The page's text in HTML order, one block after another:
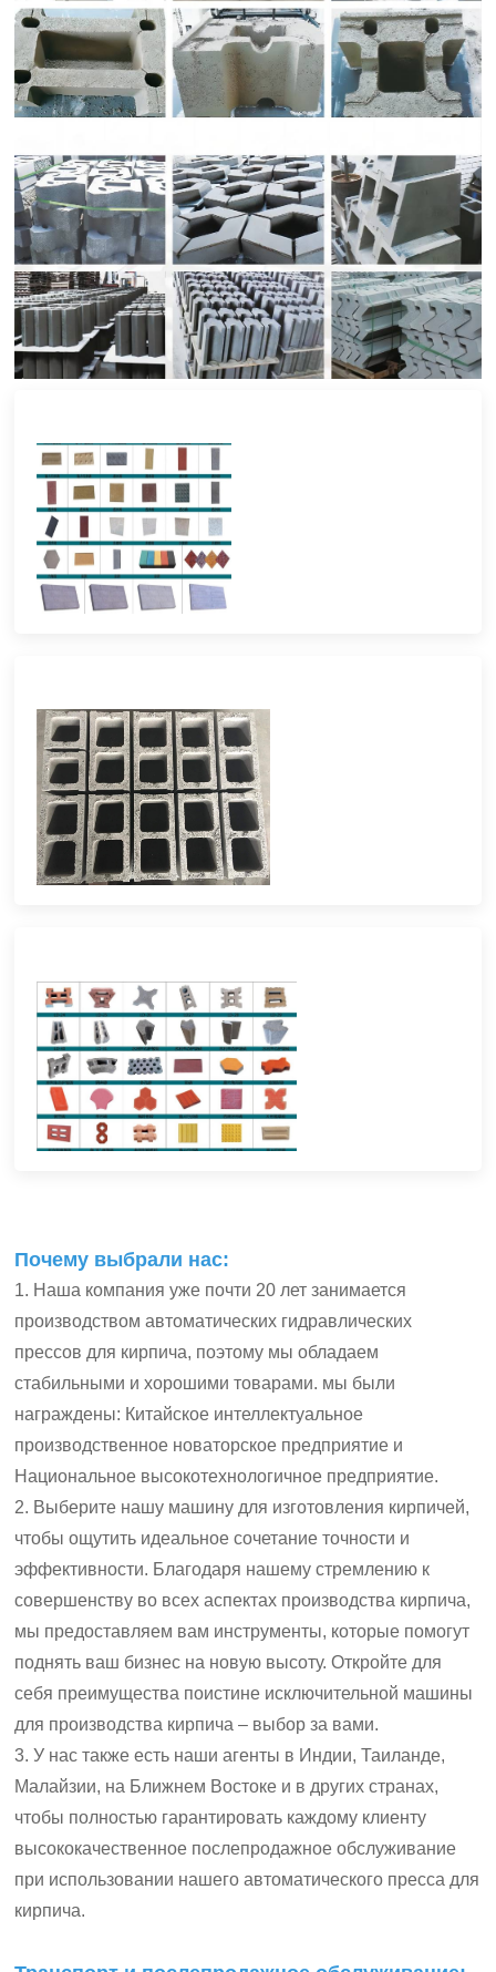
Почему выбрали нас:
1. Наша компания уже почти 20 лет занимается
производством автоматических гидравлических
прессов для кирпича, поэтому мы обладаем
стабильными и хорошими товарами. мы были
награждены: Китайское интеллектуальное
производственное новаторское предприятие и
Национальное высокотехнологичное предприятие.
2. Выберите нашу машину для изготовления кирпичей,
чтобы ощутить идеальное сочетание точности и
эффективности. Благодаря нашему стремлению к
совершенству во всех аспектах производства кирпича,
мы предоставляем вам инструменты, которые помогут
поднять ваш бизнес на новую высоту. Откройте для
себя преимущества поистине исключительной машины
для производства кирпича – выбор за вами.
3. У нас также есть наши агенты в Индии, Таиланде,
Малайзии, на Ближнем Востоке и в других странах,
чтобы полностью гарантировать каждому клиенту
высококачественное послепродажное обслуживание
при использовании нашего автоматического пресса для
кирпича.